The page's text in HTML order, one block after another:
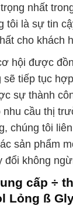
nhất
tôi là sự tin
cho khách
hội được
sẽ tiếp tục
sự thành
cầu thị
chúng tôi
sản phẩm
đổi không
cấp ÷
Lỏng ß